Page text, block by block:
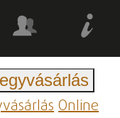
Online